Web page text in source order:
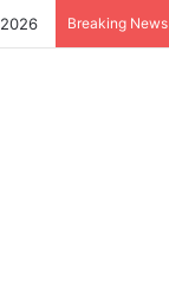
Breaking News